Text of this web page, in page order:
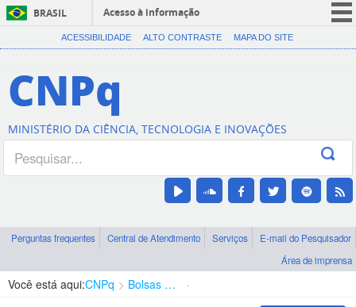
BRASIL
Acesso à informação
CORONAVÍRUS (COVID-19)
Canais
ACESSIBILIDADE ALTO CONTRASTE MAPA DO SITE
CNPq
MINISTÉRIO DA CIÊNCIA, TECNOLOGIA E INOVAÇÕES
Perguntas frequentes Central de Atendimento Serviços
E-mail do Pesquisador
Área de imprensa
Você está aqui:CNPq Bolsas e Auxílios Vigentes